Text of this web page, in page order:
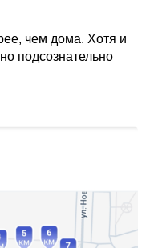
чем дома. Хотя и
подсознательно